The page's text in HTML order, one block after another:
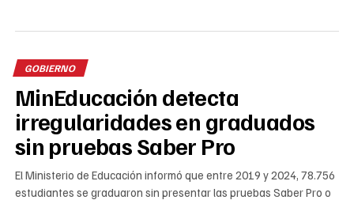
GOBIERNO
MinEducación detecta
irregularidades en graduados
sin pruebas Saber Pro
El Ministerio de Educación informó que entre 2019 y 2024, 78.756
estudiantes se graduaron sin presentar las pruebas Saber Pro o